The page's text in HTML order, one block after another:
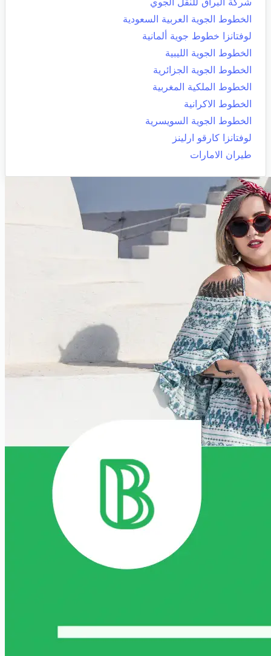
الخطوط الجوية العربية السعودية
لوفتانزا خطوط جوية ألمانية
الخطوط الجوية الليبية
الخطوط الجوية الجزائرية
الخطوط الملكية المغربية
الخطوط الاكرانية
الخطوط الجوية السويسرية
لوفتانزا كارقو ارلينز
طيران الامارات